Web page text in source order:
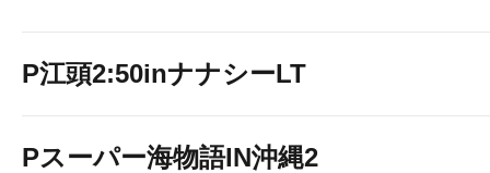
P江頭2:50inナナシーLT
Pスーパー海物語IN沖縄2